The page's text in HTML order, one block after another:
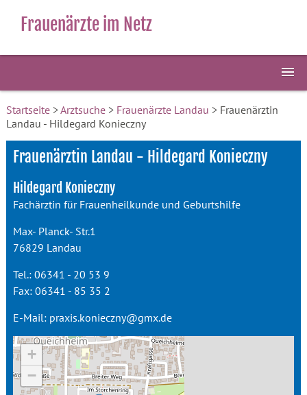
Frauenärzte im Netz
Startseite>Arztsuche> Frauenärzte Landau > Frauenärztin
Landau - Hildegard Konieczny
Frauenärztin Landau - Hildegard Konieczny
Hildegard Konieczny
Fachärztin für Frauenheilkunde und Geburtshilfe
Max- Planck- Str.1
76829 Landau
Tel.: 06341 - 20 53 9
Fax: 06341 - 85 35 2
E-Mail: praxis.konieczny@gmx.de
+
−